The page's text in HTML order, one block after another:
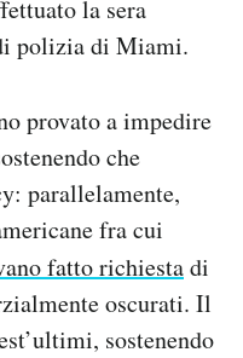
la sera
polizia di Miami.
provato a impedire
che
parallelamente,
fra cui
fatto richiestadi
oscurati. Il
sostenendo